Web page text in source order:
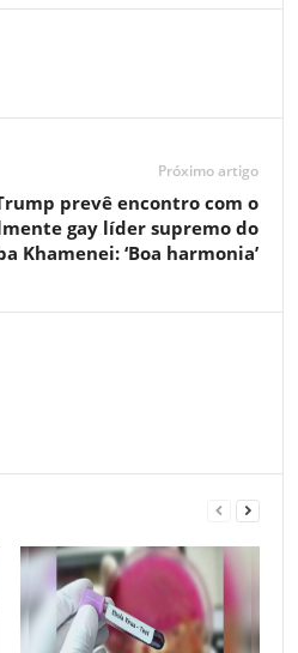
Próximo artigo
prevê encontro com o
gay líder supremo do
Khamenei: ‘Boa harmonia’